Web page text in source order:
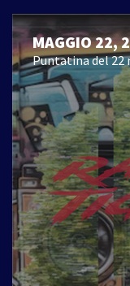
MAGGIO 22,
Puntatina del 22